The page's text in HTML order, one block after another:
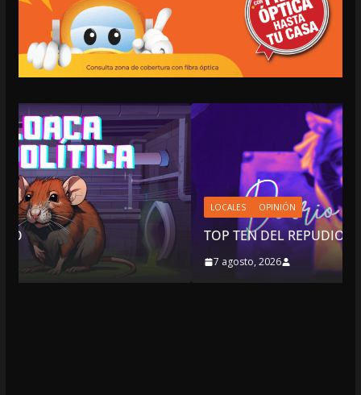
LOCALES OPINIÓN
TOP TEN DEL REPUDIO
7 agosto, 2026